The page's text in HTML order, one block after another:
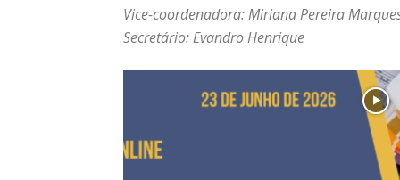
Vice-coordenadora: Miriana Pereira
Secretário: Evandro Henrique